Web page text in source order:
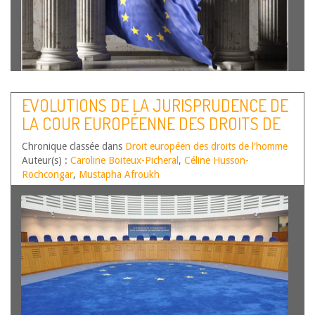
Christophe Roux est Professeur de droit public, Directeur
de l’EDPL (EA 666) – Université Jean Moulin – Lyon 3 Si le
chercheur est souvent découragé par le « trop » de
littérature sur un sujet donné – lequel semble ruiner avant
l’heure…Lire la suite
EVOLUTIONS DE LA JURISPRUDENCE DE
LA COUR EUROPÉENNE DES DROITS DE
L’HOMME – PREMIER SEMESTRE 2022
Chronique classée dans Droit européen des droits de l'homme
Auteur(s) : Caroline Boiteux-Picheral , Céline Husson-
Rochcongar, Mustapha Afroukh